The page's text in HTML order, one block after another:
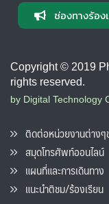
ช่องทางร้อง
Copyright © 2019
rights reserved.
by Digital Technology
ติดต่อหน่วยงานต่างๆ
สมุดโทรศัพท์ออนไลน์
แผนที่และการเดินทาง
แนะนำติชม/ร้องเรียน